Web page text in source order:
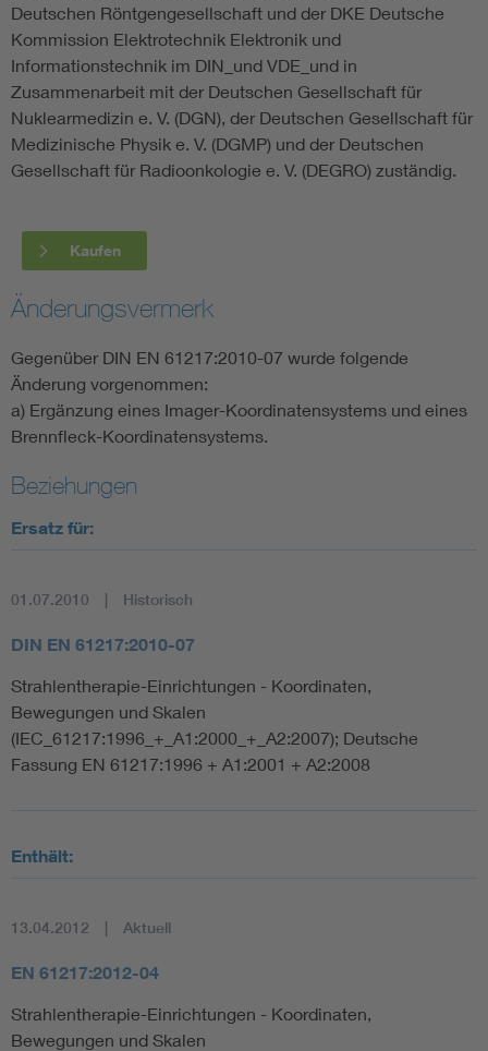
Deutschen Röntgengesellschaft und der DKE Deutsche
Kommission Elektrotechnik Elektronik und
Informationstechnik im DIN_und VDE_und in
Zusammenarbeit mit der Deutschen Gesellschaft für
Nuklearmedizin e. V. (DGN), der Deutschen Gesellschaft für
Medizinische Physik e. V. (DGMP) und der Deutschen
Gesellschaft für Radioonkologie e. V. (DEGRO) zuständig.
Kaufen
Änderungsvermerk
Gegenüber DIN EN 61217:2010-07 wurde folgende
Änderung vorgenommen:
a) Ergänzung eines Imager-Koordinatensystems und eines
Brennfleck-Koordinatensystems.
Beziehungen
Ersatz für:
01.07.2010 Historisch
DIN EN 61217:2010-07
Strahlentherapie-Einrichtungen - Koordinaten,
Bewegungen und Skalen
(IEC_61217:1996_+_A1:2000_+_A2:2007); Deutsche
Fassung EN 61217:1996 + A1:2001 + A2:2008
Enthält:
13.04.2012 Aktuell
EN 61217:2012-04
Strahlentherapie-Einrichtungen - Koordinaten,
Bewegungen und Skalen